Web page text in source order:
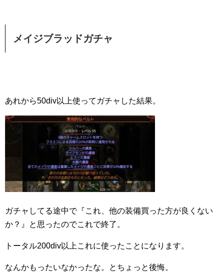
メイジブラッドガチャ
あれから50div以上使ってガチャした結果。
ガチャしてる途中で『これ、他の装備買った方が良くない
か？』と思ったのでこれで終了。
トータル200div以上これに使ったことになります。
なんかもったいなかったな。とちょっと後悔。